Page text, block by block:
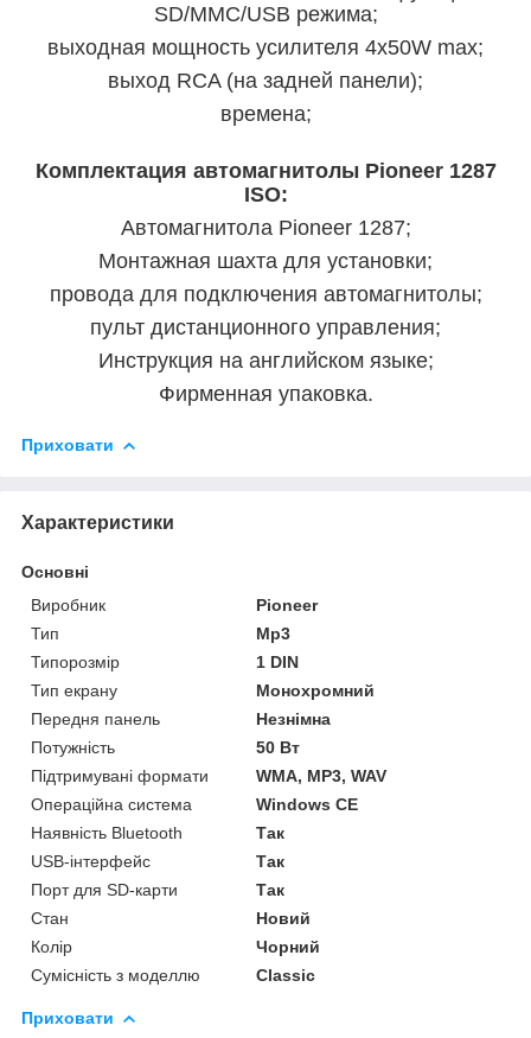
SD/MMC/USB режима;
выходная мощность усилителя 4х50W max;
выход RCA (на задней панели);
времена;
Комплектация автомагнитолы Pioneer 1287
ISO:
Автомагнитола Pioneer 1287;
Монтажная шахта для установки;
провода для подключения автомагнитолы;
пульт дистанционного управления;
Инструкция на английском языке;
Фирменная упаковка.
Приховати
Характеристики
Основні
Виробник
Pioneer
Тип
Mp3
Типорозмір
1 DIN
Тип екрану
Монохромний
Передня панель
Незнімна
Потужність
50 Вт
Підтримувані формати
WMA, MP3, WAV
Операційна система
Windows CE
Наявність Bluetooth
Так
USB-інтерфейс
Так
Порт для SD-карти
Так
Стан
Новий
Колір
Чорний
Сумісність з моделлю
Classic
Приховати